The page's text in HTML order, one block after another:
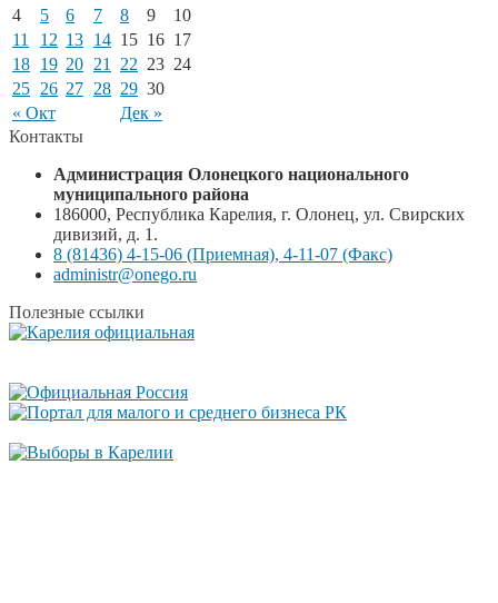
« Окт Дек »
4 5 6 7 8 9
10
11
12 13 14 15 16 17
18 19 20 21 22 23 24
25 26 27 28 29 30
Контакты
Администрация Олонецкого национального
муниципального района
186000, Республика Карелия, г. Олонец, ул. Свирских
дивизий, д. 1.
8 (81436) 4-15-06 (Приемная), 4-11-07 (Факс)
administr@onego.ru
Полезные ссылки